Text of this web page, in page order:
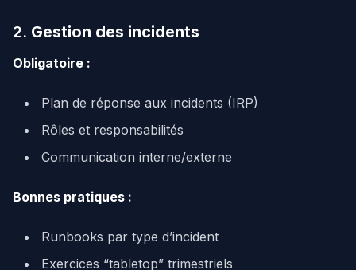
2. Gestion des incidents
Obligatoire :
Plan de réponse aux incidents (IRP)
Rôles et responsabilités
Communication interne/externe
Bonnes pratiques :
Runbooks par type d’incident
Exercices “tabletop” trimestriels